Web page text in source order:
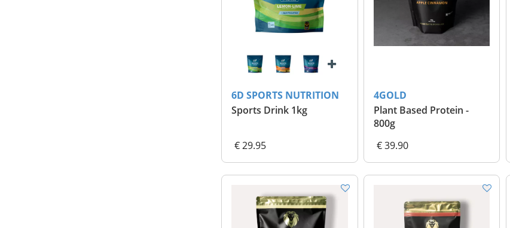
6D SPORTS NUTRITION
Sports Drink 1kg
€ 29.95
4GOLD
Plant Based Protein -
800g
€ 39.90